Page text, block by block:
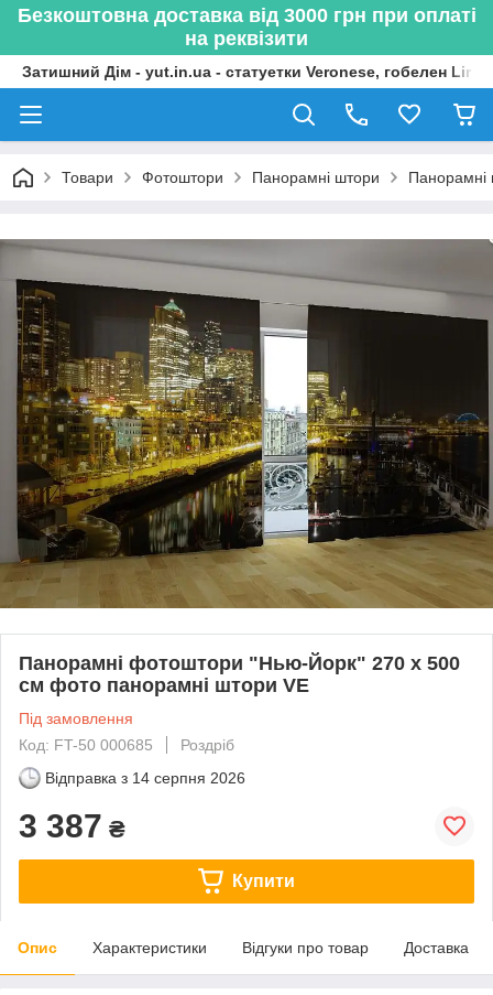
Безкоштовна доставка від 3000 грн при оплаті
на реквізити
Затишний Дім - yut.in.ua - статуетки Veronese, гобелен
Товари Фотоштори Панорамні штори Панорамні
Панорамні фотоштори "Нью-Йорк" 270 х 500
см фото панорамні штори VE
Під замовлення
Код: FT-50 000685
Роздріб
Відправка з 14 серпня 2026
3 387 ₴
Купити
Опис Характеристики Відгуки про товар Доставка